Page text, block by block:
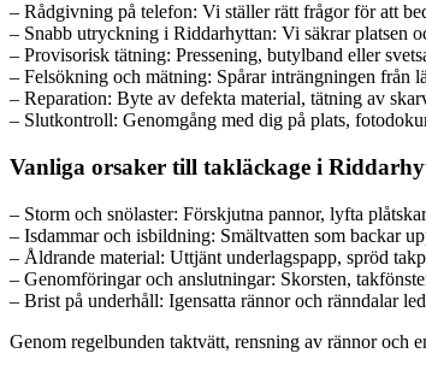
– Rådgivning på telefon: Vi ställer rätt frågor för att
– Snabb utryckning i Riddarhyttan: Vi säkrar platsen
– Provisorisk tätning: Pressening, butylband eller
– Felsökning och mätning: Spårar inträngningen från
– Reparation: Byte av defekta material, tätning av
– Slutkontroll: Genomgång med dig på plats,
Vanliga orsaker till takläckage i
– Storm och snölaster: Förskjutna pannor, lyfta
– Isdammar och isbildning: Smältvatten som backar
– Åldrande material: Uttjänt underlagspapp, spröd
– Genomföringar och anslutningar: Skorsten,
– Brist på underhåll: Igensatta rännor och ränndalar
Genom regelbunden taktvätt, rensning av rännor och